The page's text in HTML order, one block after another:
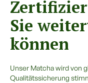
Sie
können
Unser Matcha wird von
Qualitätssicherung